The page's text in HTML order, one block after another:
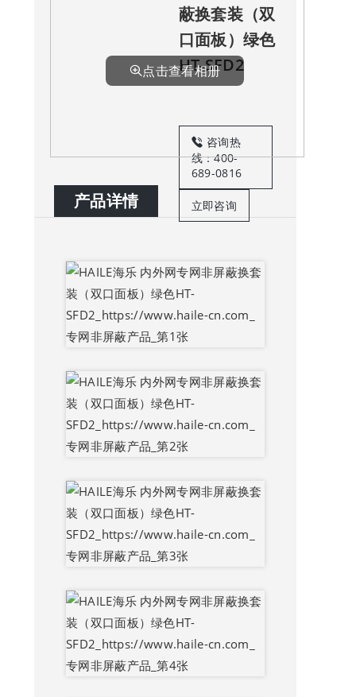
点击查看相册
蔽换套装（双
口面板）绿色
HT-SFD2
咨询热
线：400-
689-0816
立即咨询
产品详情